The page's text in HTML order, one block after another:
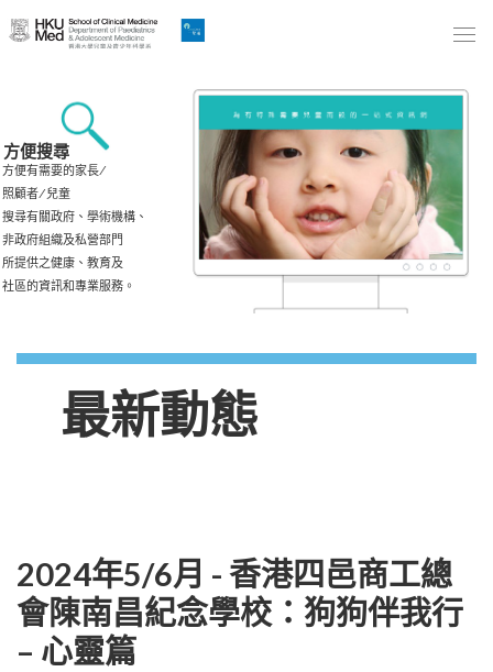
Skip
to
跳
到
主
要
內
容
方便搜尋
方便有需要的家長/
照顧者/兒童
搜尋有關政府、學術機構、
非政府組織及私營部門
所提供之健康、教育及
社區的資訊和專業服務。
最新動態
2024年5/6月 - 香港四邑商工總
會陳南昌紀念學校：狗狗伴我行
– 心靈篇